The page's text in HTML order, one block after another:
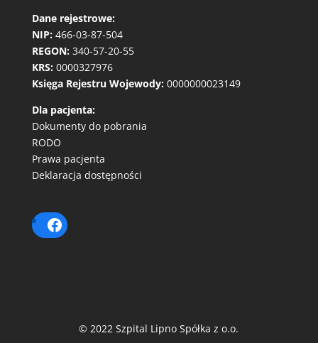
Dane rejestrowe:
NIP: 466-03-87-504
REGON: 340-57-20-55
KRS: 0000327976
Księga Rejestru Wojewody: 0000000023149
Dla pacjenta:
Dokumenty do pobrania
RODO
Prawa pacjenta
Deklaracja dostępności
© 2022 Szpital Lipno Spółka z o.o.